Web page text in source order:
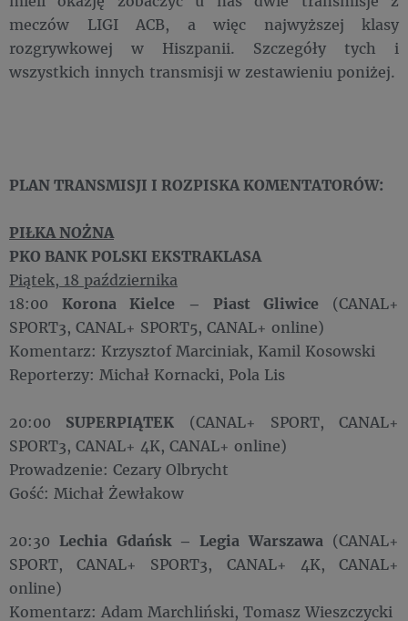
meczów LIGI ACB, a więc najwyższej klasy
rozgrywkowej w Hiszpanii. Szczegóły tych i
wszystkich innych transmisji w zestawieniu poniżej.
PLAN TRANSMISJI I ROZPISKA KOMENTATORÓW:
PIŁKA NOŻNA
PKO BANK POLSKI EKSTRAKLASA
Piątek, 18 października
18:00Korona Kielce – Piast Gliwice(CANAL+
SPORT3, CANAL+ SPORT5, CANAL+ online)
Komentarz: Krzysztof Marciniak, Kamil Kosowski
Reporterzy: Michał Kornacki, Pola Lis
20:00 SUPERPIĄTEK (CANAL+ SPORT, CANAL+
SPORT3, CANAL+ 4K, CANAL+ online)
Prowadzenie: Cezary Olbrycht
Gość: Michał Żewłakow
20:30Lechia Gdańsk – Legia Warszawa (CANAL+
SPORT, CANAL+ SPORT3, CANAL+ 4K, CANAL+
online)
Komentarz: Adam Marchliński, Tomasz Wieszczycki